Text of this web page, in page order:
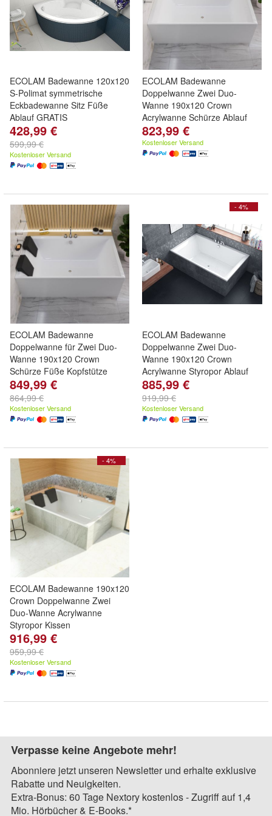
ECOLAM Badewanne 120x120
S-Polimat symmetrische
Eckbadewanne Sitz Füße
Ablauf GRATIS
428,99 €
599,99 €
Kostenloser Versand
ECOLAM Badewanne
Doppelwanne Zwei Duo-
Wanne 190x120 Crown
Acrylwanne Schürze Ablauf
823,99 €
Kostenloser Versand
ECOLAM Badewanne
Doppelwanne für Zwei Duo-
Wanne 190x120 Crown
Schürze Füße Kopfstütze
849,99 €
864,99 €
Kostenloser Versand
- 4%
ECOLAM Badewanne
Doppelwanne Zwei Duo-
Wanne 190x120 Crown
Acrylwanne Styropor Ablauf
885,99 €
919,99 €
Kostenloser Versand
- 4%
ECOLAM Badewanne 190x120
Crown Doppelwanne Zwei
Duo-Wanne Acrylwanne
Styropor Kissen
916,99 €
959,99 €
Kostenloser Versand
Verpasse keine Angebote mehr!
Abonniere jetzt unseren Newsletter und erhalte exklusive
Rabatte und Neuigkeiten.
Extra-Bonus: 60 Tage Nextory kostenlos - Zugriff auf 1,4
Mio. Hörbücher & E-Books.*